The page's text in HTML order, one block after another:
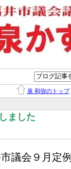
泉 和弥のトップ
ました
議会９月定